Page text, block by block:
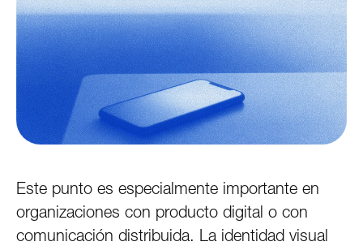
Este punto es especialmente importante en
organizaciones con producto digital o con
comunicación distribuida. La identidad visual